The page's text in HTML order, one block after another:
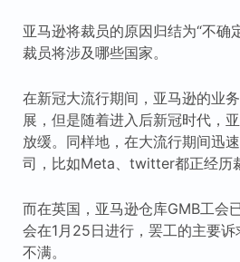
亚马逊将裁员的原因归结为“不确
裁员将涉及哪些国家。
在新冠大流行期间，亚马逊的业
展，但是随着进入后新冠时代，
放缓。同样地，在大流行期间迅
司，比如Meta、twitter都正经历
而在英国，亚马逊仓库GMB工会
会在1月25日进行，罢工的主要
不满。